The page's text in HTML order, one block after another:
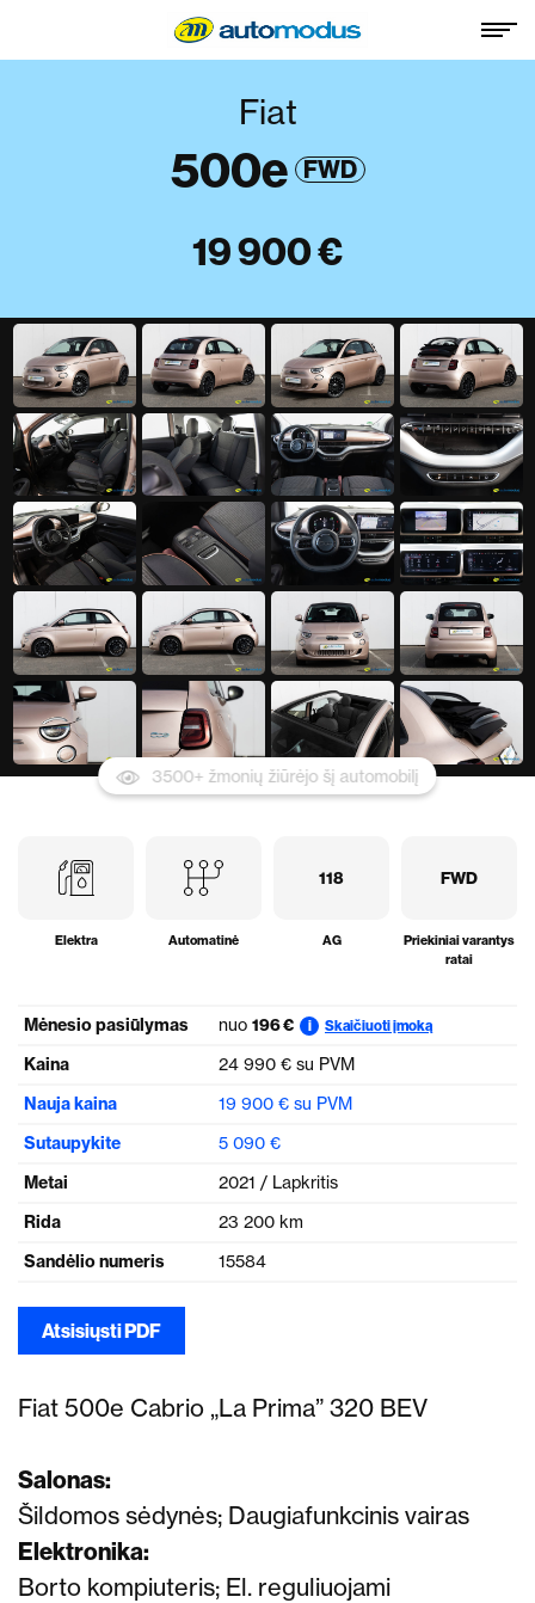
Fiat
500e FWD
19 900 €
3500+ žmonių žiūrėjo šį automobilį
Elektra Automatinė
118
AG
FWD
Priekiniai varantys
ratai
Mėnesio pasiūlymas nuo 196 € i Skaičiuoti įmoką
Kaina
24 990 € su PVM
Nauja kaina
19 900 € su PVM
Sutaupykite
5 090 €
Metai
2021 / Lapkritis
Rida
23 200 km
Sandėlio numeris
15584
Atsisiųsti PDF
Fiat 500e Cabrio „La Prima” 320 BEV
Salonas:
Šildomos sėdynės; Daugiafunkcinis vairas
Elektronika:
Borto kompiuteris; El. reguliuojami